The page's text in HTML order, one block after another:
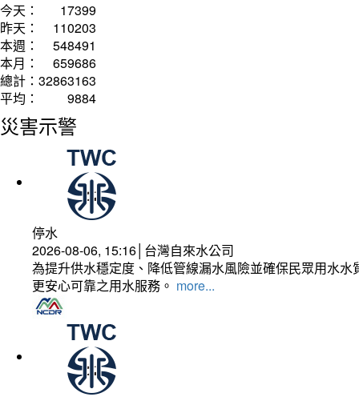
今天：
17399
昨天：
110203
本週：
548491
本月：
659686
總計： 32863163
平均：
9884
災害示警
停水
2026-08-06, 15:16│台灣自來水公司
為提升供水穩定度、降低管線漏水風險並確保民眾用水
更安心可靠之用水服務。 more...